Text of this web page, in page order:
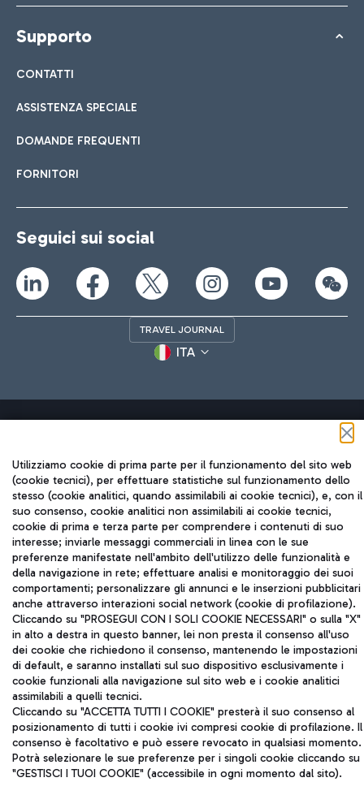
Supporto
CONTATTI
ASSISTENZA SPECIALE
DOMANDE FREQUENTI
FORNITORI
Seguici sui social
TRAVEL JOURNAL
ITA
Aeroporti di Roma S.p.A. - Società soggetta a direzione e
coordinamento di Mundys S.p.A.
Codice fiscale e Registro delle Imprese di Roma 13032990155 P.
IVA 06572251004
Capitale sociale 62.224.743,00 int. vers.
Sede legale: Via Pier Paolo Racchetti 1 - 00054 Fiumicino (RM)
telefono +39 06 65951
Privacy policy
Note legali
Mappa sito
Accessibilità
Roma FCO
L'aeroporto stellato
QUALITÀ SOSTENIBILITÀ INNOVAZIONE
Utilizziamo cookie di prima parte per il funzionamento del sito web
(cookie tecnici), per effettuare statistiche sul funzionamento dello
stesso (cookie analitici, quando assimilabili ai cookie tecnici), e, con il
suo consenso, cookie analitici non assimilabili ai cookie tecnici,
cookie di prima e terza parte per comprendere i contenuti di suo
interesse; inviarle messaggi commerciali in linea con le sue
preferenze manifestate nell'ambito dell'utilizzo delle funzionalità e
della navigazione in rete; effettuare analisi e monitoraggio dei suoi
comportamenti; personalizzare gli annunci e le inserzioni pubblicitari
anche attraverso interazioni social network (cookie di profilazione).
Cliccando su "PROSEGUI CON I SOLI COOKIE NECESSARI" o sulla "X"
in alto a destra in questo banner, lei non presta il consenso all'uso
dei cookie che richiedono il consenso, mantenendo le impostazioni
di default, e saranno installati sul suo dispositivo esclusivamente i
cookie funzionali alla navigazione sul sito web e i cookie analitici
assimilabili a quelli tecnici.
Cliccando su "ACCETTA TUTTI I COOKIE" presterà il suo consenso al
posizionamento di tutti i cookie ivi compresi cookie di profilazione. Il
consenso è facoltativo e può essere revocato in qualsiasi momento.
Potrà selezionare le sue preferenze per i singoli cookie cliccando su
"GESTISCI I TUOI COOKIE" (accessibile in ogni momento dal sito).